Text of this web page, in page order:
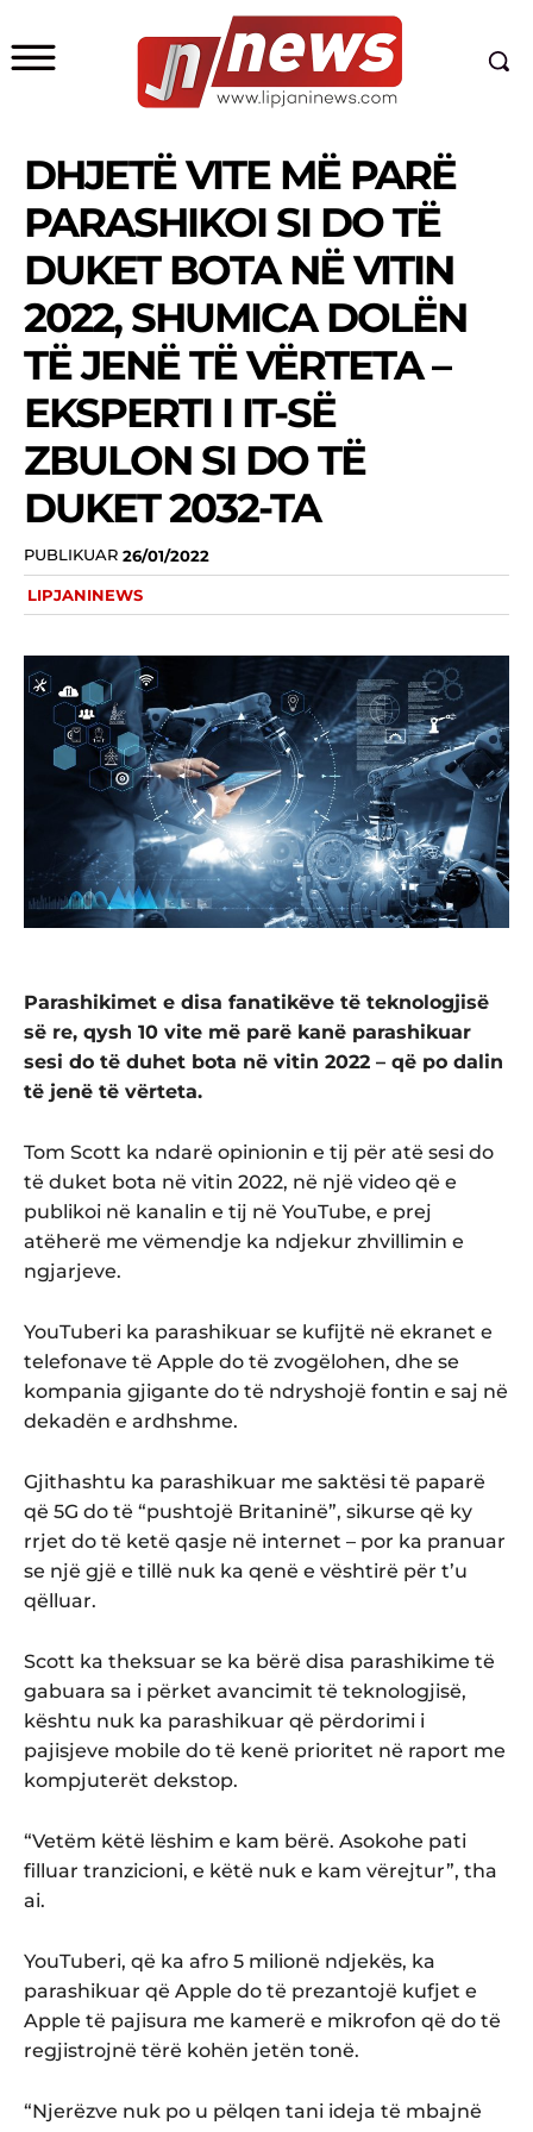
DHJETË VITE MË PARË
PARASHIKOI SI DO TË
DUKET BOTA NË VITIN
2022, SHUMICA DOLËN
TË JENË TË VËRTETA –
EKSPERTI I IT-SË
ZBULON SI DO TË
DUKET 2032-TA
PUBLIKUAR 26/01/2022
LIPJANINEWS
Parashikimet e disa fanatikëve të teknologjisë
së re, qysh 10 vite më parë kanë parashikuar
sesi do të duhet bota në vitin 2022 – që po dalin
të jenë të vërteta.
Tom Scott ka ndarë opinionin e tij për atë sesi do
të duket bota në vitin 2022, në një video që e
publikoi në kanalin e tij në YouTube, e prej
atëherë me vëmendje ka ndjekur zhvillimin e
ngjarjeve.
YouTuberi ka parashikuar se kufijtë në ekranet e
telefonave të Apple do të zvogëlohen, dhe se
kompania gjigante do të ndryshojë fontin e saj në
dekadën e ardhshme.
Gjithashtu ka parashikuar me saktësi të paparë
që 5G do të “pushtojë Britaninë”, sikurse që ky
rrjet do të ketë qasje në internet – por ka pranuar
se një gjë e tillë nuk ka qenë e vështirë për t’u
qëlluar.
Scott ka theksuar se ka bërë disa parashikime të
gabuara sa i përket avancimit të teknologjisë,
kështu nuk ka parashikuar që përdorimi i
pajisjeve mobile do të kenë prioritet në raport me
kompjuterët dekstop.
“Vetëm këtë lëshim e kam bërë. Asokohe pati
filluar tranzicioni, e këtë nuk e kam vërejtur”, tha
ai.
YouTuberi, që ka afro 5 milionë ndjekës, ka
parashikuar që Apple do të prezantojë kufjet e
Apple të pajisura me kamerë e mikrofon që do të
regjistrojnë tërë kohën jetën tonë.
“Njerëzve nuk po u pëlqen tani ideja të mbajnë